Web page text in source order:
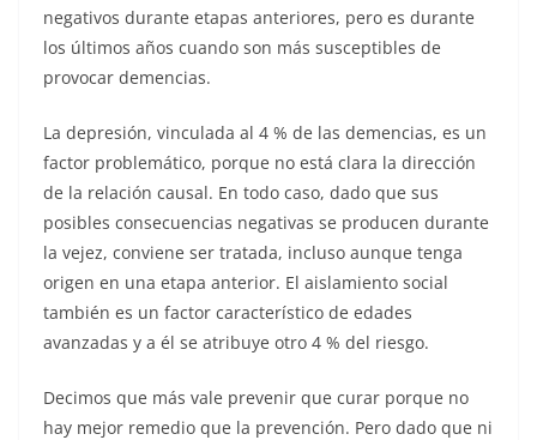
negativos durante etapas anteriores, pero es durante
los últimos años cuando son más susceptibles de
provocar demencias.
La depresión, vinculada al 4 % de las demencias, es un
factor problemático, porque no está clara la dirección
de la relación causal. En todo caso, dado que sus
posibles consecuencias negativas se producen durante
la vejez, conviene ser tratada, incluso aunque tenga
origen en una etapa anterior. El aislamiento social
también es un factor característico de edades
avanzadas y a él se atribuye otro 4 % del riesgo.
Decimos que más vale prevenir que curar porque no
hay mejor remedio que la prevención. Pero dado que ni